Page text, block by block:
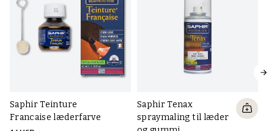
Saphir Teinture
Francaise læderfarve
Saphir Tenax
spraymaling til læder